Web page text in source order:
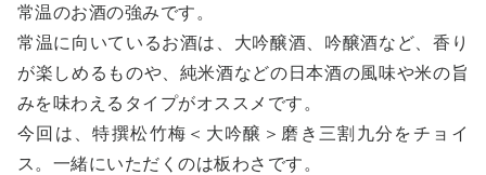
常温のお酒の強みです。
常温に向いているお酒は、大吟醸酒、吟醸酒など、香り
が楽しめるものや、純米酒などの日本酒の風味や米の旨
みを味わえるタイプがオススメです。
今回は、特撰松竹梅＜大吟醸＞磨き三割九分をチョイ
ス。一緒にいただくのは板わさです。